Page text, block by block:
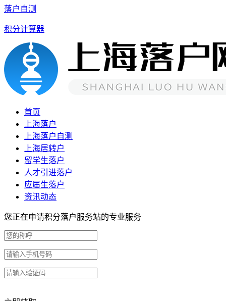
落户自测
积分计算器
首页
上海落户
上海落户自测
上海居转户
留学生落户
人才引进落户
应届生落户
资讯动态
您正在申请积分落户服务站的专业服务